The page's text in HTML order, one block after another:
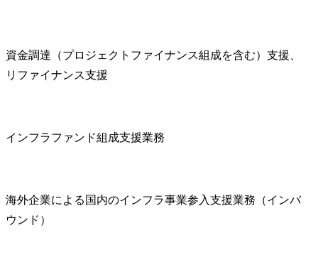
資金調達（プロジェクトファイナンス組成を含む）支援、
リファイナンス支援
インフラファンド組成支援業務
海外企業による国内のインフラ事業参入支援業務（インバ
ウンド）